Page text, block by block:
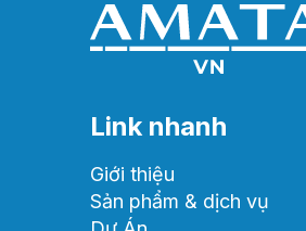
Link nhanh
Giới thiệu
Sản phẩm & dịch vụ